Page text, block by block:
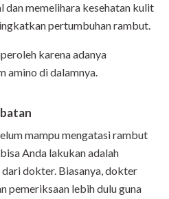
dan memelihara kesehatan kulit
pertumbuhan rambut.
karena adanya
amino di dalamnya.
mampu mengatasi rambut
Anda lakukan adalah
dokter. Biasanya, dokter
pemeriksaan lebih dulu guna